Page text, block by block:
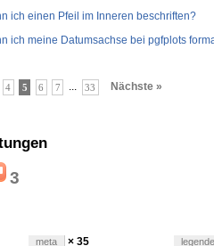
ich einen Pfeil im Inneren beschriften?
ich meine Datumsachse bei pgfplots
4 5 6 7 ... 33 Nächste »
3
meta × 35